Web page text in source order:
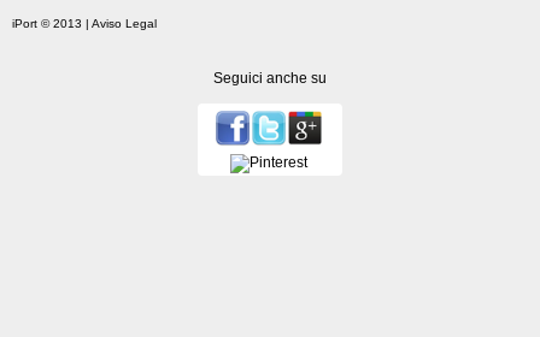
iPort © 2013 | Aviso Legal
Seguici anche su